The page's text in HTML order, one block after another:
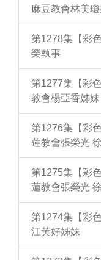
麻豆教會林美
第1278集【彩
榮執事
第1277集【彩
教會楊亞香姊妹
第1276集【彩
蓮教會張榮光
第1275集【彩
蓮教會張榮光
第1274集【彩
江黃好姊妹